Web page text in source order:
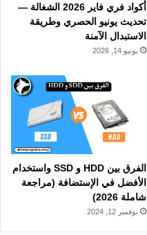
أكواد فري فاير 2026 الشغالة —
تحديث يونيو الحصري وطريقة
الاستبدال الآمنة
يونيو 14, 2026
الفرق بين HDD و SSD واستخدام
الأفضل في الإستضافة (مراجعة
شاملة 2026)
نوفمبر 12, 2024